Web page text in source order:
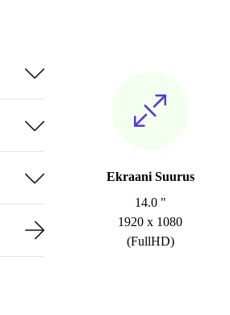
Ekraani Suurus
14.0 "
1920 x 1080
(FullHD)